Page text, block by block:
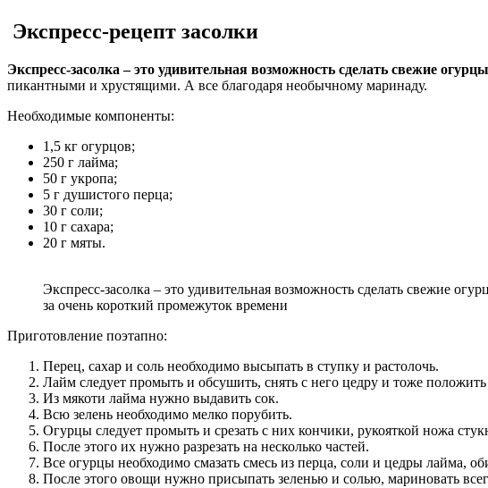
Экспресс-рецепт засолки
Экспресс-засолка – это удивительная возможность сделать свежие
пикантными и хрустящими. А все благодаря необычному маринаду.
Необходимые компоненты:
1,5 кг огурцов;
250 г лайма;
50 г укропа;
5 г душистого перца;
30 г соли;
10 г сахара;
20 г мяты.
Экспресс-засолка – это удивительная возможность сделать свежие
за очень короткий промежуток времени
Приготовление поэтапно:
Перец, сахар и соль необходимо высыпать в ступку и растолочь.
Лайм следует промыть и обсушить, снять с него цедру и тоже положить
Из мякоти лайма нужно выдавить сок.
Всю зелень необходимо мелко порубить.
Огурцы следует промыть и срезать с них кончики, рукояткой ножа
После этого их нужно разрезать на несколько частей.
Все огурцы необходимо смазать смесь из перца, соли и цедры лайма,
После этого овощи нужно присыпать зеленью и солью, мариновать